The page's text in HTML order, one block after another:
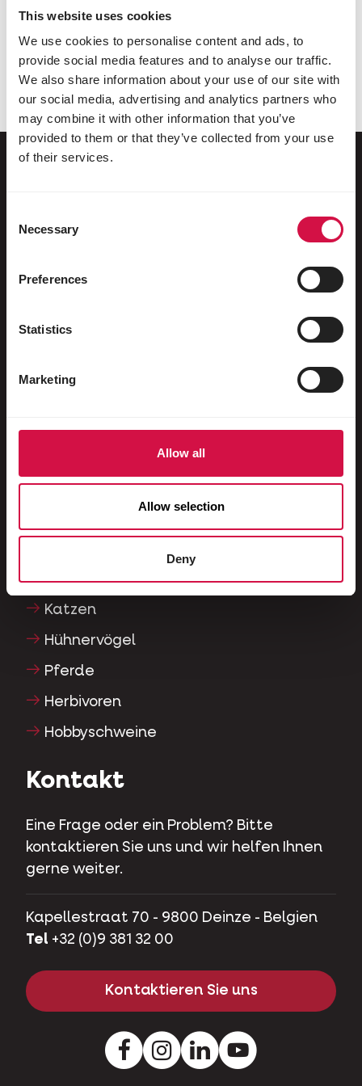
This website uses cookies
We use cookies to personalise content and ads, to
provide social media features and to analyse our traffic.
We also share information about your use of our site with
our social media, advertising and analytics partners who
may combine it with other information that you’ve
provided to them or that they’ve collected from your use
of their services.
Selection
Necessary
Preferences
Statistics
Marketing
Allow all
Allow selection
Deny
Unsere Website enthält Links an andere Sites. Wir
sind der Meinung, dass diese Links interessant sind;
dieser Websites garantieren.
Wasservögel
Frettchen
Hunde
Katzen
Hühnervögel
Pferde
Herbivoren
Hobbyschweine
Kontakt
Eine Frage oder ein Problem? Bitte
kontaktieren Sie uns und wir helfen Ihnen
gerne weiter.
Kapellestraat 70 - 9800 Deinze - Belgien
Tel +32 (0)9 381 32 00
Kontaktieren Sie uns
FacebookInstagramLinkedInYoutube